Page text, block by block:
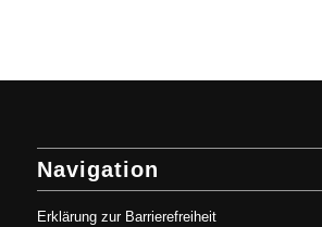
Navigation
Erklärung zur Barrierefreiheit